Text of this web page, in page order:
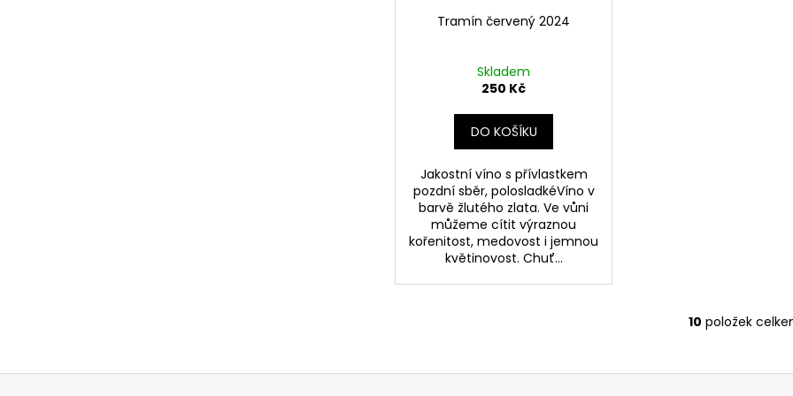
Tramín červený 2024
Skladem
250 Kč
DO KOŠÍKU
Jakostní víno s přívlastkem
pozdní sběr, polosladkéVíno v
barvě žlutého zlata. Ve vůni
můžeme cítit výraznou
kořenitost, medovost i jemnou
květinovost. Chuť...
O
l
10 položek
Z